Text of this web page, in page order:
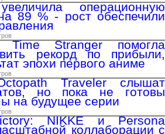
операционную
89 % - рост обеспечили
Time Stranger помогла
рекорд по прибыли,
эпохи первого аниме
Traveler слышат
но пока не готовы
на будущее серии
NIKKE и Persona
коллаборации с